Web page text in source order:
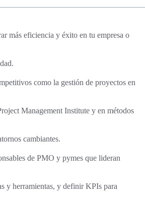
más eficiencia y éxito en tu empresa o
como la gestión de proyectos en
Management Institute y en métodos
cambiantes.
de PMO y pymes que lideran
y herramientas, y definir KPIs para